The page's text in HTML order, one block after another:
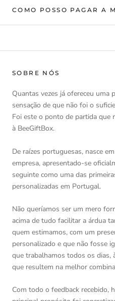
COMO POSSO PAGAR A
SOBRE NÓS
Quantas vezes já ofereceu uma
sensação de que não foi o
Foi este o ponto de partida que
à BeeGiftBox.
De raízes portuguesas, nasce
empresa, apresentado-se
seguinte como uma das
personalizadas em Portugal.
Não queríamos ser um mero
acima de tudo facilitar a árdua
quem estimamos, com um
personalizado e que não fosse
que trabalhamos todos os dias,
que resultem na melhor
Com todo o feedback recebido,